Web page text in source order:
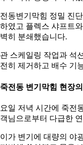
동변기막힘 정밀 진
였고 플렉스 샤프트
히 분쇄했습니다.
스케일링 작업과 석
히 제거하고 배수 기
전동 변기막힘 현장
일 저녁 시간에 죽전
님으로부터 다급한
가 변기에 대량의 야